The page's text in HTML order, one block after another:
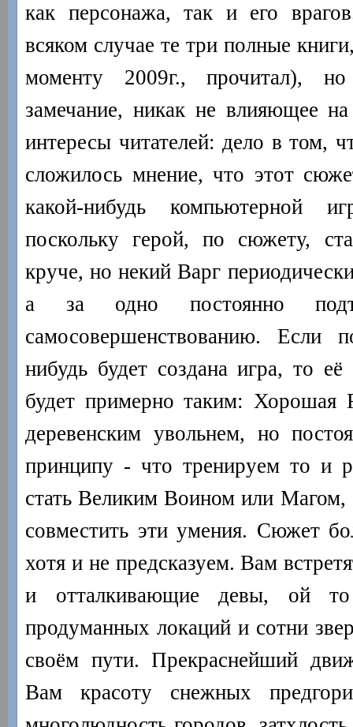
как персонажа, так и его
всяком случае те три полные
моменту 2009г., прочитал),
замечание, никак не влияющее
интересы читателей: дело в том,
сложилось мнение, что этот
какой-нибудь компьютерной
поскольку герой, по сюжету,
круче, но некий Варг
а за одно постоянно
самосовершенствованию. Если
нибудь будет создана игра, то
будет примерно таким: Хорошая
деревенским увольнем, но
принципу - что тренируем то и
стать Великим Воином или Магом,
совместить эти умения. Сюжет
хотя и не предсказуем. Вам
и отталкивающие девы, ой
продуманных локаций и сотни
своём пути. Прекраснейший
Вам красоту снежных